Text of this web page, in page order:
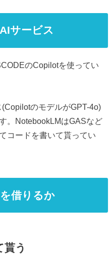
サービス
のCopilotを使ってい
のモデルがGPT-4o)
。NotebookLMはGASなど
コードを書いて貰ってい
借りるか
う